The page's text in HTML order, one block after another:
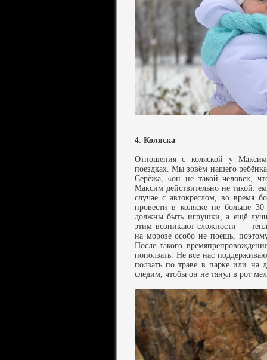
4. Коляска
Отношения с коляской у
поездках. Мы зовём нашего
Серёжа, «он не такой человек,
Максим действительно не такой:
случае с автокреслом, во время
провести в коляске не больше
должны быть игрушки, а ещё
этим возникают сложности —
на морозе особо не поешь,
После такого
поползать. Не все нас
ползать по траве в парке или на
следим, чтобы он не тянул в рот